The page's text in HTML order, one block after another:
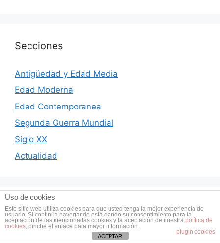
Secciones
Antigüedad y Edad Media
Edad Moderna
Edad Contemporanea
Segunda Guerra Mundial
Siglo XX
Actualidad
Descargas GEHM
Uso de cookies
Este sitio web utiliza cookies para que usted tenga la mejor experiencia de
usuario. Si continúa navegando está dando su consentimiento para la
aceptación de las mencionadas cookies y la aceptación de nuestra política de
cookies, pinche el enlace para mayor información.
plugin cookies
ACEPTAR